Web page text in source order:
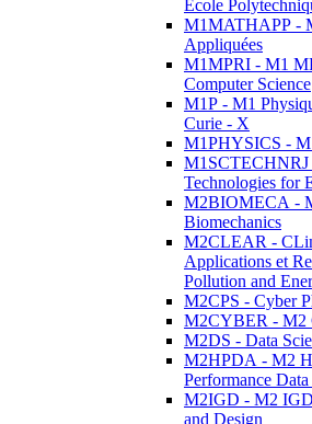
École
M1MATHAPP -
Appliquées
M1MPRI - M1
Computer Science
M1P - M1
Curie - X
M1PHYSICS -
M1SCTECHNRJ
Technologies for
M2BIOMECA -
Biomechanics
M2CLEAR -
Applications et
Pollution and
M2CPS - Cyber
M2CYBER - M2
M2DS - Data
M2HPDA - M2
Performance
M2IGD - M2
and Design